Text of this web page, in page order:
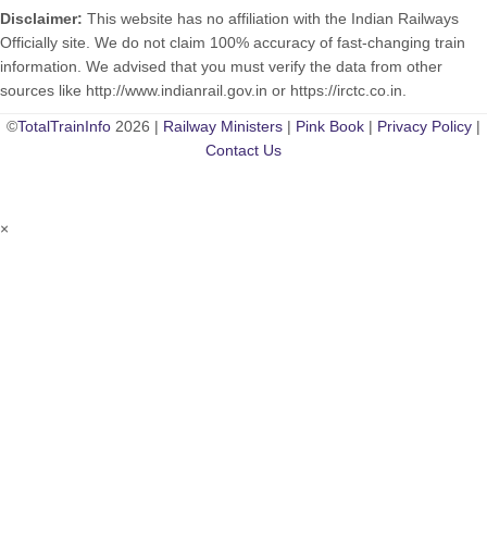
Disclaimer: This website has no affiliation with the Indian Railways
Officially site. We do not claim 100% accuracy of fast-changing train
information. We advised that you must verify the data from other
sources like http://www.indianrail.gov.in or https://irctc.co.in.
©TotalTrainInfo 2026 | Railway Ministers | Pink Book | Privacy Policy |
Contact Us
×